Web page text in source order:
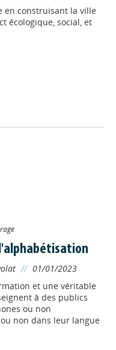
en construisant la ville
écologique, social, et
// 01/01/2023
et une véritable
à des publics
ou non
non dans leur langue